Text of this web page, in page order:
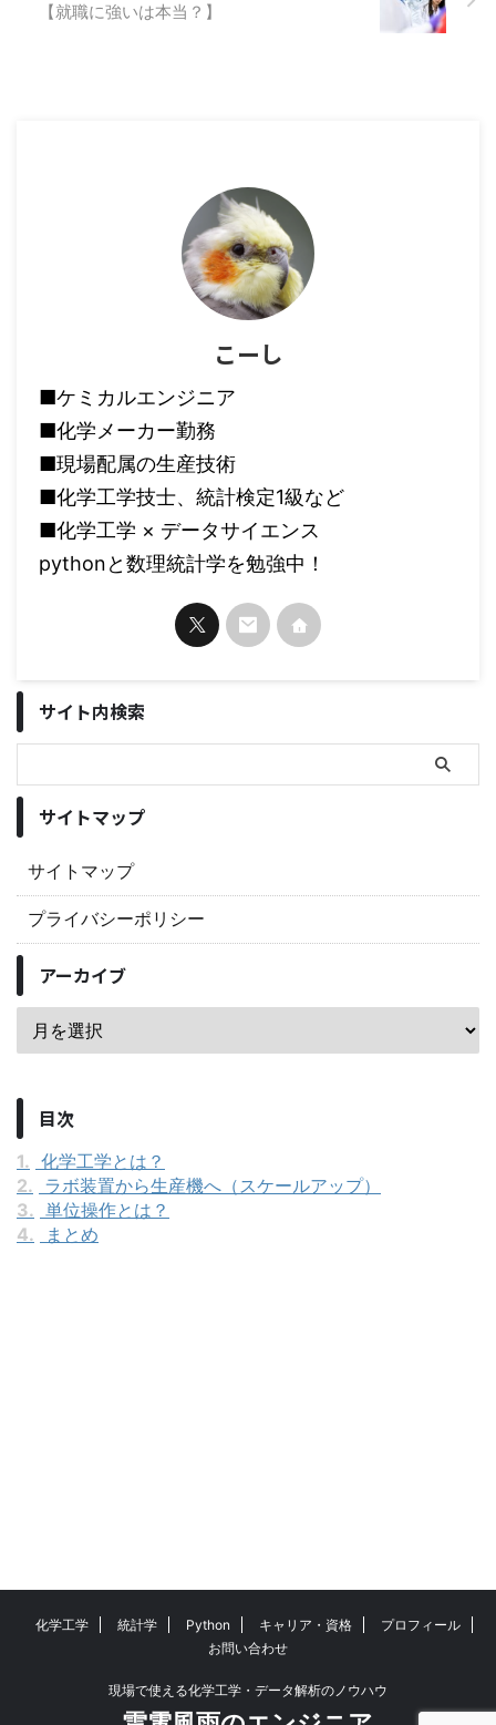
【就職に強いは本当？】
こーし
■ケミカルエンジニア
■化学メーカー勤務
■現場配属の生産技術
■化学工学技士、統計検定1級など
■化学工学 × データサイエンス
pythonと数理統計学を勉強中！
サイト内検索
サイトマップ
サイトマップ
プライバシーポリシー
アーカイブ
目次
1. 化学工学とは？
2. ラボ装置から生産機へ（スケールアップ）
3. 単位操作とは？
4.
まとめ
化学工学 統計学 Python キャリア・資格
プロフィール
お問い合わせ
現場で使える化学工学・データ解析のノウハウ